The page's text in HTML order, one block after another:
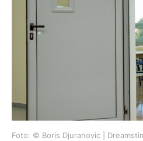
Foto: © Boris Djuranovic |